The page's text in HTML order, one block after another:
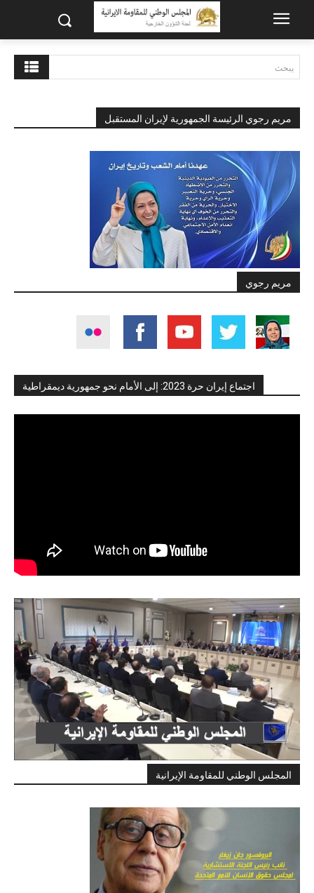
يبحث
مريم رجوي الرئيسة الجمهورية لإيران المستقبل
مريم رجوي
اجتماع إيران حرة 2023: إلى الأمام نحو جمهورية ديمقراطية
المجلس الوطني للمقاومة الإيرانية